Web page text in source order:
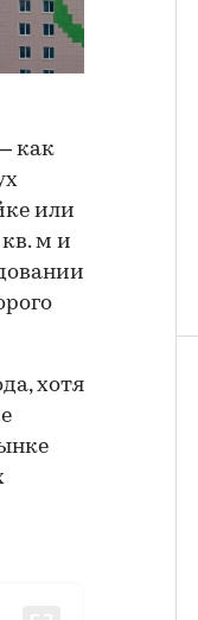
как
или
м и
хотя